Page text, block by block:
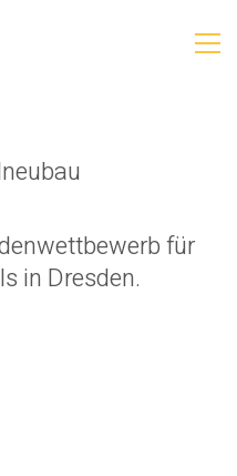
für
in Dresden.